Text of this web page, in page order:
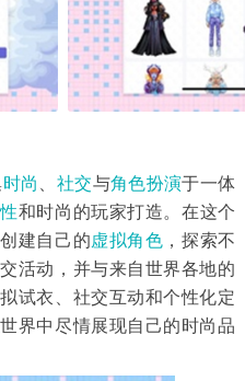
时尚 、 社交与角色扮演于一体
和时尚的玩家打造。在这个
建自己的虚拟角色 ，探索不
活动，并与来自世界各地的
试衣、社交互动和个性化定
界中尽情展现自己的时尚品